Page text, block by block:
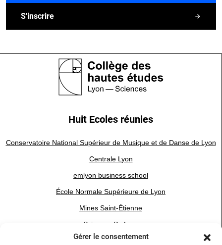
Gérer le consentement
S'inscrire
Huit Ecoles réunies
Conservatoire National Supérieur de Musique et de Danse de Lyon
Centrale Lyon
emlyon business school
École Normale Supérieure de Lyon
Mines Saint-Étienne
Sciences Po Lyon
Université Jean Moulin Lyon 3